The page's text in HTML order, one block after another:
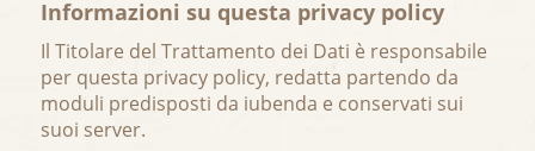
Informazioni su questa privacy policy
Il Titolare del Trattamento dei Dati è responsabile
per questa privacy policy, redatta partendo da
moduli predisposti da iubenda e conservati sui
suoi server.